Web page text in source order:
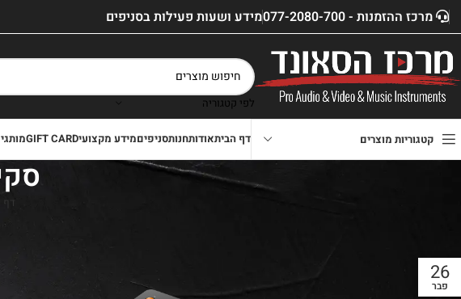
מרכז ההזמנות - 077-2080-700 מידע ושעות פעילות בסניפים
לפי קטגוריה
קטגוריות מוצרים דף הביתאודותחנותסניפיםמידע מקצועיGIFT CARD
דף
26
פבר